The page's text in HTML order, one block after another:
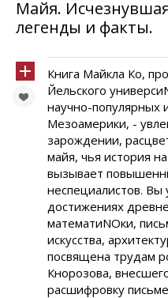
Майя.
легенды и факты.
Книга Майкла Ко,
Йельского
научно-популярных
Мезоамерики, -
зарождении,
майя, чья история
вызывает
неспециалистов. Вы
достижениях
математиNOки,
искусства,
посвящена трудам
Кнорозова,
расшифровку